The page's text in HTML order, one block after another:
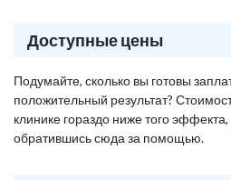
Доступные цены
Подумайте, сколько вы готовы
положительный результат?
клинике гораздо ниже того
обратившись сюда за помощью.